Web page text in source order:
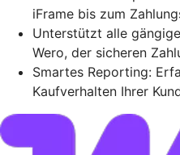
iFrame bis zum
Unterstützt alle
Wero, der sicheren
Smartes Reporting:
Kaufverhalten Ihrer